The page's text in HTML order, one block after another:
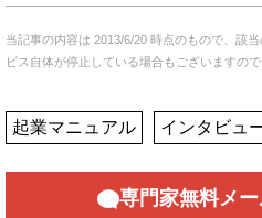
当記事の内容は 2013/6/20 時点のもので、該
ビス自体が停止している場合もございますの
起業マニュアル インタビュ
専門家無料メ